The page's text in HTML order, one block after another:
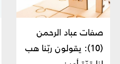
صفات عباد الرحمن
(10): يقولون ربّنا هب